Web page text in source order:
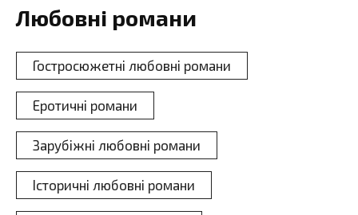
Любовні романи
Гостросюжетні любовні романи
Еротичні романи
Зарубіжні любовні романи
Історичні любовні романи